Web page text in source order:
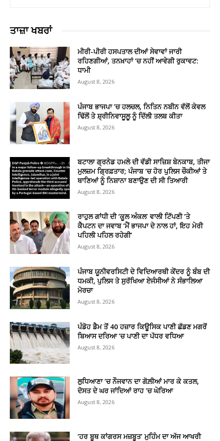
ਤਾਜ਼ਾ ਖਬਰਾਂ
ਮੀਰੀ-ਪੀਰੀ ਹਸਪਤਾਲ ਦੀਆਂ ਸੇਵਾਵਾਂ ਜਾਰੀ
ਰਹਿਣਗੀਆਂ, ਤਨਖ਼ਾਹਾਂ ’ਚ ਨਹੀਂ ਆਵੇਗੀ ਰੁਕਾਵਟ:
ਧਾਮੀ
August 8, 2026
ਪੰਜਾਬ ਭਾਜਪਾ ’ਚ ਹਲਚਲ, ਨਿਤਿਨ ਨਬੀਨ ਵੱਲੋਂ ਕੇਵਲ
ਢਿੱਲੋਂ ਤੇ ਸ਼੍ਰੀਨਿਵਾਸੂਲੂ ਨੂੰ ਦਿੱਲੀ ਤਲਬ ਕੀਤਾ
August 8, 2026
ਬਟਾਲਾ ਗ੍ਰਨੇਡ ਹਮਲੇ ਦੀ ਵੱਡੀ ਸਾਜ਼ਿਸ਼ ਬੇਨਕਾਬ, ਤੀਜਾ
ਮੁਲਜ਼ਮ ਗ੍ਰਿਫ਼ਤਾਰ; ਪੰਜਾਬ ’ਚ ਹੋਰ ਪੁਲਿਸ ਚੌਕੀਆਂ ਤੇ
ਥਾਣਿਆਂ ਨੂੰ ਨਿਸ਼ਾਨਾ ਬਣਾਉਣ ਦੀ ਸੀ ਤਿਆਰੀ
August 8, 2026
ਰਾਹੁਲ ਗਾਂਧੀ ਦੀ ‘ਕੂਲ ਅੰਕਲ’ ਵਾਲੀ ਟਿੱਪਣੀ ’ਤੇ
ਕੈਪਟਨ ਦਾ ਜਵਾਬ ‘ਮੈਂ ਭਾਜਪਾ ਦੇ ਨਾਲ ਹਾਂ, ਇਹ ਮੇਰੀ
ਪਹਿਲੀ ਪਹਿਲ ਰਹੇਗੀ’
August 8, 2026
ਪੰਜਾਬ ਯੂਨੀਵਰਸਿਟੀ ਦੇ ਵਿਦਿਆਰਥੀ ਕੇਂਦਰ ਨੂੰ ਬੰਬ ਦੀ
ਧਮਕੀ, ਪੁਲਿਸ ਤੇ ਸੁਰੱਖਿਆ ਏਜੰਸੀਆਂ ਨੇ ਸੰਭਾਲਿਆ
ਮੋਰਚਾ
August 8, 2026
ਪੰਡੋਹ ਡੈਮ ਤੋਂ 40 ਹਜ਼ਾਰ ਕਿਊਸਿਕ ਪਾਣੀ ਛੱਡਣ ਮਗਰੋਂ
ਬਿਆਸ ਦਰਿਆ ’ਚ ਪਾਣੀ ਦਾ ਪੱਧਰ ਵਧਿਆ
August 8, 2026
ਲੁਧਿਆਣਾ ’ਚ ਨੌਜਵਾਨ ਦਾ ਗੋਲ਼ੀਆਂ ਮਾਰ ਕੇ ਕਤਲ,
ਦੋਸਤ ਦੇ ਘਰ ਜਾਂਦਿਆਂ ਰਾਹ ’ਚ ਘੇਰਿਆ
August 8, 2026
‘ਹਰ ਬੂਥ ਕਾਂਗਰਸ ਮਜ਼ਬੂਤ’ ਮੁਹਿੰਮ ਦਾ ਅੱਜ ਆਖਰੀ